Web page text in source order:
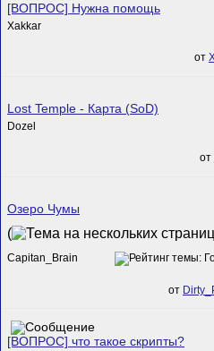
[ВОПРОС] Нужна помощь
Xakkar
от
Lost Temple - Карта (SoD)
Dozel
от
Озеро Чумы
(
Capitan_Brain
от
[ВОПРОС] что такое скрипты?